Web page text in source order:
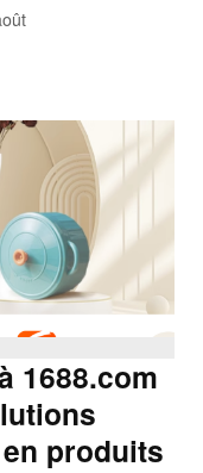
1688.com
produits